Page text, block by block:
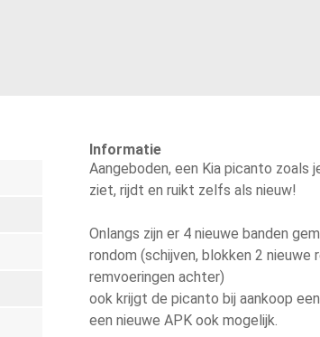
Informatie
Aangeboden, een Kia picanto
ziet, rijdt en ruikt zelfs als nieuw!
Onlangs zijn er 4 nieuwe banden
rondom (schijven, blokken 2 nieuwe
remvoeringen achter)
ook krijgt de picanto bij aankoop
een nieuwe APK ook mogelijk.